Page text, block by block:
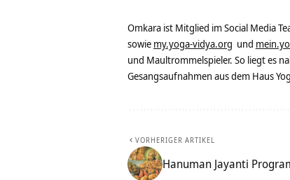
Omkara ist Mitglied im Social Media
sowie my.yoga-vidya.org und
und Maultrommelspieler. So liegt es
Gesangsaufnahmen aus dem Haus
VORHERIGER ARTIKEL
Hanuman Jayanti